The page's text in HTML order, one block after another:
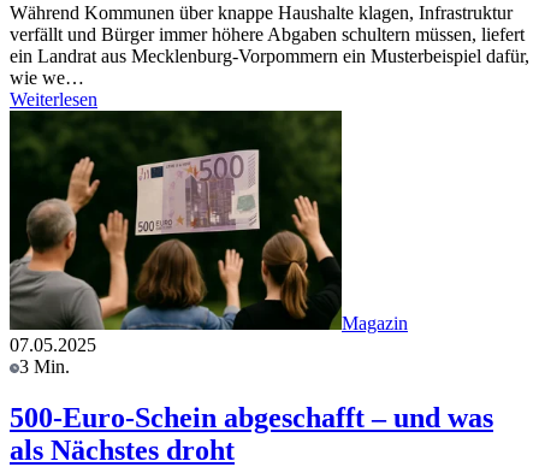
Während Kommunen über knappe Haushalte klagen, Infrastruktur
verfällt und Bürger immer höhere Abgaben schultern müssen, liefert
ein Landrat aus Mecklenburg-Vorpommern ein Musterbeispiel dafür,
wie we…
Weiterlesen
Magazin
07.05.2025
3 Min.
500-Euro-Schein abgeschafft – und was
als Nächstes droht